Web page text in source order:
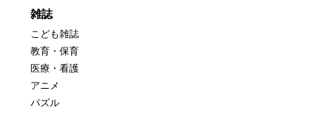
雑誌
こども雑誌
教育・保育
医療・看護
アニメ
パズル